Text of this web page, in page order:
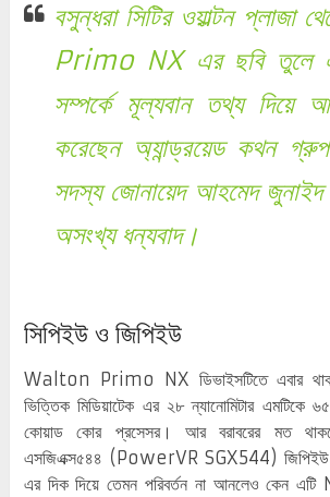
বসুন্ধরা সিটির ওয়াল্টন
Primo NX এর ছবি তুলে
সম্পর্কে মূল্যবান তথ্য দিয়ে
করেছেন অ্যান্ড্রয়েড কথন গ্রুপ
সদস্য জোনায়েদ আহমেদ জুনাইদ
অসংখ্য ধন্যবাদ।
সিপিইউ ও জিপিইউ
Walton Primo NX ডিভাইসটিতে এবার
ভিত্তিক মিডিয়াটেক এর ২৮ ন্যানোমিটার
কোয়াড কোর প্রসেসর। আর বরাবরের মত
এসজিএক্স৫৪৪ (PowerVR SGX544) জিপিইউ
এর দিক দিয়ে তেমন পরিবর্তন না আনলেও কেন এটি